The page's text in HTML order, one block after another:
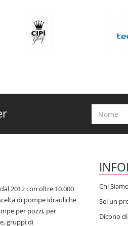
scegli tra i notri differenti articoli
o quadrate, con leva laterle, con
Fromac di qualità a
da pulire e con una manutenzione
se hai bisogno di assistenza, ti
2012 con oltre 10.000
di pompe idrauliche
per pozzi, per
gruppi di
Chi Siamo
Sei un
Dicono